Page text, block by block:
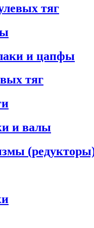
тяг
и цапфы
тяг
и валы